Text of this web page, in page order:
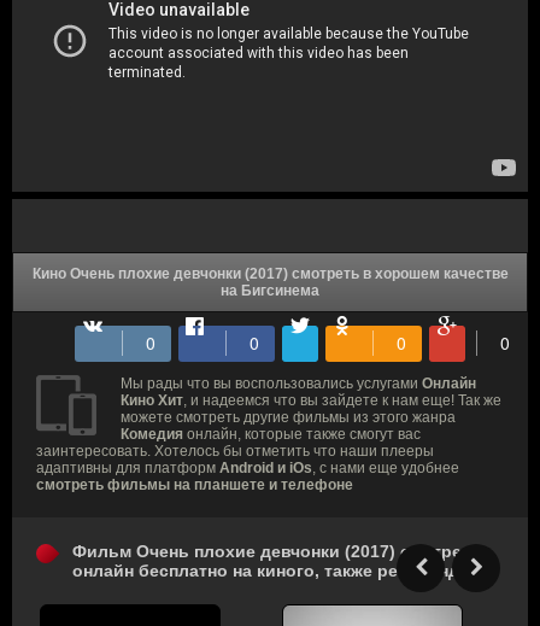
Кино Очень плохие девчонки (2017) смотреть в хорошем качестве
на Бигсинема
Мы рады что вы воспользовались услугами Онлайн
Кино Хит, и надеемся что вы зайдете к нам еще! Так же
можете смотреть другие фильмы из этого жанра
Комедия онлайн, которые также смогут вас
заинтересовать. Хотелось бы отметить что наши плееры
адаптивны для платформ Android и iOs, с нами еще удобнее
смотреть фильмы на планшете и телефоне
Фильм Очень плохие девчонки (2017) смотреть
онлайн бесплатно на киного, также рекомендуем